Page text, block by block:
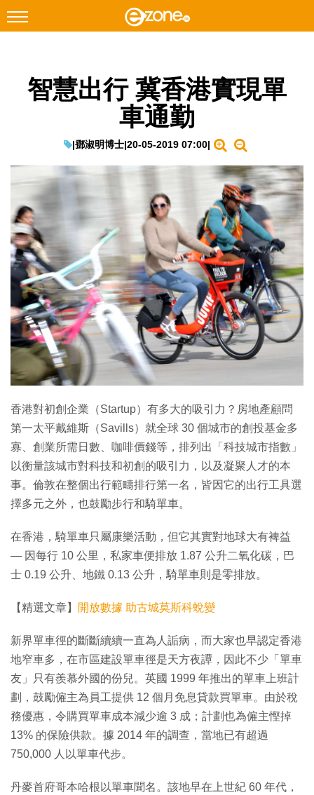
Facebook Instagram
遊戲動漫
教學評測
EduTech
IT Times
生成式AI與雲端應用
Enterprise Digital Transformation
特集
智慧出行 冀香港實現單
車通勤
|鄧淑明博士|20-05-2019 07:00|
香港對初創企業（Startup）有多大的吸引力？房地產顧問
第一太平戴維斯（Savills）就全球 30 個城市的創投基金多
寡、創業所需日數、咖啡價錢等，排列出「科技城市指數」
以衡量該城市對科技和初創的吸引力，以及凝聚人才的本
事。倫敦在整個出行範疇排行第一名，皆因它的出行工具選
擇多元之外，也鼓勵步行和騎單車。
在香港，騎單車只屬康樂活動，但它其實對地球大有裨益
— 因每行 10 公里，私家車便排放 1.87 公升二氧化碳，巴
士 0.19 公升、地鐵 0.13 公升，騎單車則是零排放。
【精選文章】 開放數據 助古城莫斯科蛻變
新界單車徑的斷斷續續一直為人詬病，而大家也早認定香港
地窄車多，在市區建設單車徑是天方夜譚，因此不少「單車
友」只有羨慕外國的份兒。英國 1999 年推出的單車上班計
劃，鼓勵僱主為員工提供 12 個月免息貸款買單車。由於稅
務優惠，令購買單車成本減少逾 3 成；計劃也為僱主慳掉
13% 的保險供款。據 2014 年的調查，當地已有超過
750,000 人以單車代步。
丹麥首府哥本哈根以單車聞名。該地早在上世紀 60 年代，